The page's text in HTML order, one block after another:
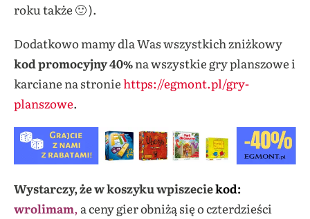
roku także 🙂 ).
Dodatkowo mamy dla Was wszystkich zniżkowy
kod promocyjny 40%na wszystkie gry planszowe i
karciane na stroniehttps://egmont.pl/gry-
planszowe.
Wystarczy, że w koszyku wpiszeciekod:
wrolimam, a ceny gier obniżą się o czterdzieści